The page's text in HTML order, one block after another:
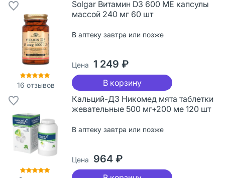
16 отзывов
Solgar Витамин D3 600 МЕ капсулы
массой 240 мг 60 шт
В аптеку завтра или позже
Цена 1 249 ₽
В корзину
Кальций-Д3 Никомед мята таблетки
жевательные 500 мг+200 ме 120 шт
В аптеку завтра или позже
Цена 964 ₽